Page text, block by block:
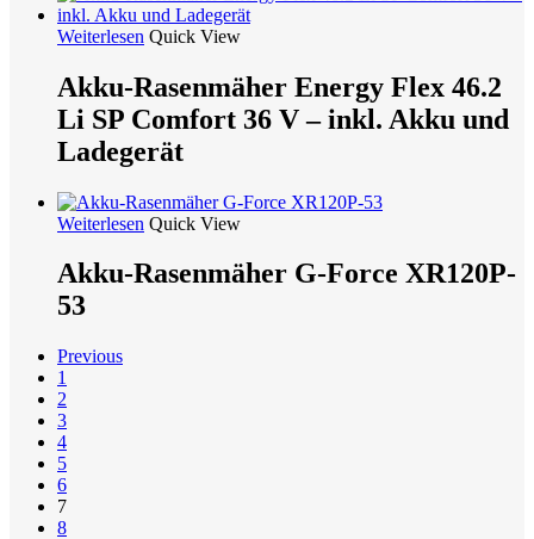
Weiterlesen Quick View
Akku-Rasenmäher Energy Flex 46.2
Li SP Comfort 36 V – inkl. Akku und
Ladegerät
Weiterlesen Quick View
Akku-Rasenmäher G-Force XR120P-
53
Previous
1
2
3
4
5
6
7
8